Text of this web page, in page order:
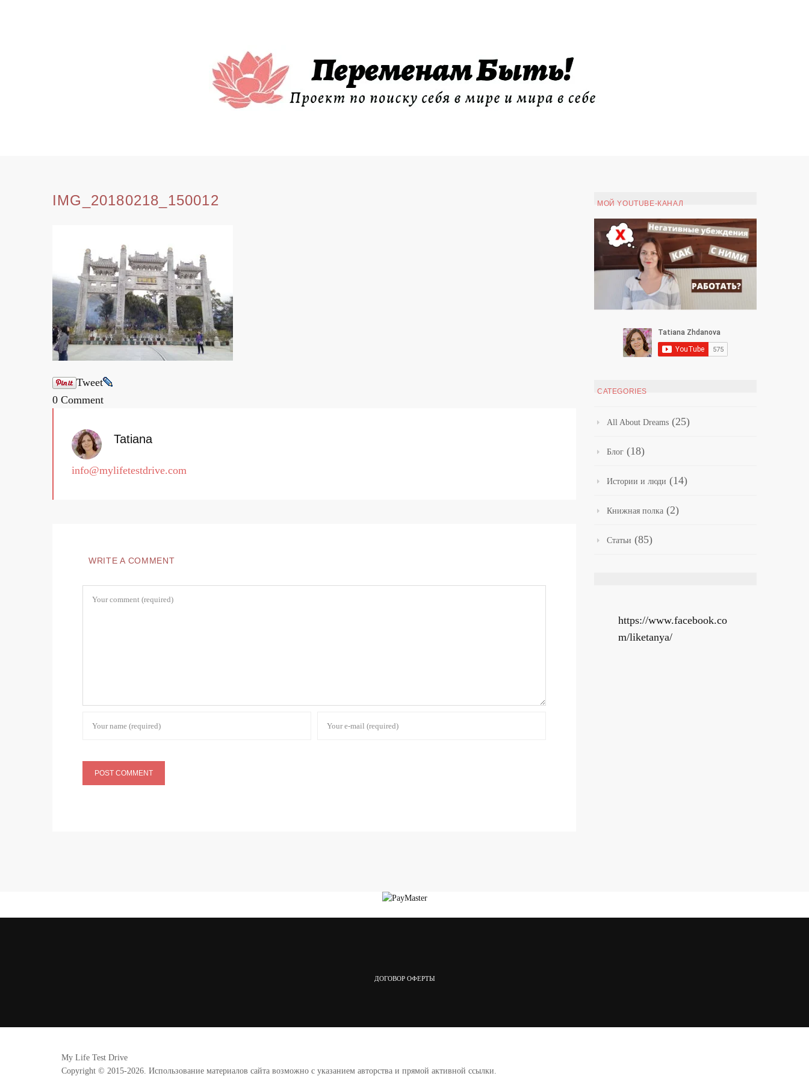
CONTENT
IMG_20180218_150012
Tweet
0 Comment
Tatiana
info@mylifetestdrive.com
WRITE A COMMENT
МОЙ YOUTUBE-КАНАЛ
CATEGORIES
All About Dreams (25)
Блог (18)
Истории и люди (14)
Книжная полка (2)
Статьи (85)
https://www.facebook.co
m/liketanya/
ДОГОВОР ОФЕРТЫ
My Life Test Drive
Copyright © 2015-2026. Использование материалов сайта возможно с указанием авторства и прямой активной ссылки.